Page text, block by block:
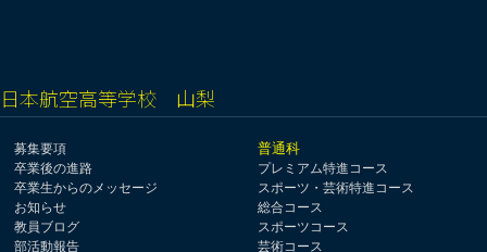
日本航空高等学校 山梨
募集要項
卒業後の進路
卒業生からのメッセージ
お知らせ
教員ブログ
部活動報告
普通科
プレミアム特進コース
スポーツ・芸術特進コース
総合コース
スポーツコース
芸術コース